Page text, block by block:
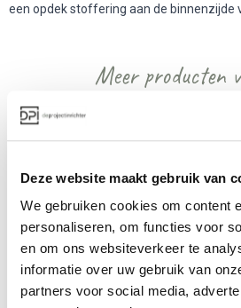
Deze website maakt gebruik van
We gebruiken cookies om content
personaliseren, om functies voor
en om ons websiteverkeer te
informatie over uw gebruik van
partners voor social media,
een opdek stoffering aan de binnenzijde
Meer producten
Luxy Puzzle poef